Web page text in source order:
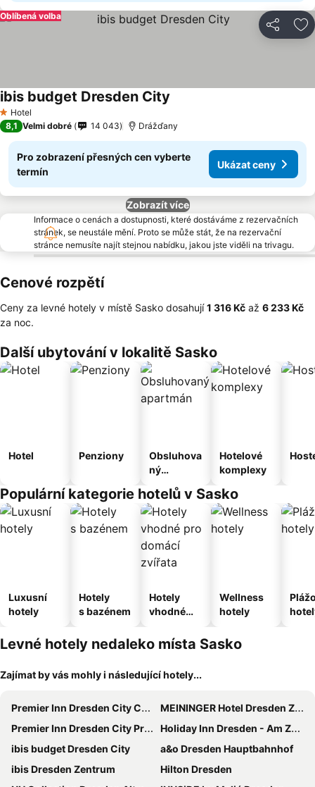
Sdílet
Oblíbená volba
1 Počet hvězdiček
Hotel
ibis budget Dresden City
8,1 Velmi dobré 14 043 Drážďany
Pro zobrazení přesných cen vyberte
termín
Ukázat ceny
Zobrazít více
Informace o cenách a dostupnosti, které dostáváme z rezervačních
stránek, se neustále mění. Proto se může stát, že na rezervační
stránce nemusíte najít stejnou nabídku, jakou jste viděli na trivagu.
Cenové rozpětí
Ceny za levné hotely v místě Sasko dosahují‎1 316 Kč až ‎6 233 Kč
za noc.
Další ubytování v lokalitě Sasko
Hotel Penziony
Obsluhova
ný
Hotelové
komplexy
Populární kategorie hotelů v Sasko
Luxusní
hotely
Hotely
s bazénem
Hotely
vhodné
domácí
zvířata
Wellness
hotely
Levné hotely nedaleko místa Sasko
Zajímat by vás mohly i následující hotely...
Premier Inn Dresden City Centre
MEININGER Hotel Dresden Zentrum
Premier Inn Dresden City Prager Straße
Holiday Inn Dresden - Am Zwinger by IHG
ibis budget Dresden City
a&o Dresden Hauptbahnhof
ibis Dresden Zentrum
Hilton Dresden